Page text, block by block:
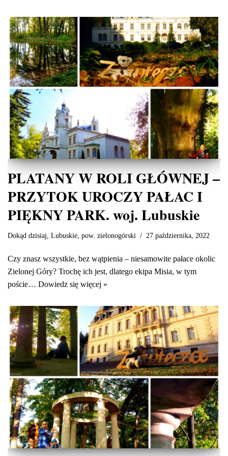
PLATANY W ROLI GŁÓWNEJ –
PRZYTOK UROCZY PAŁAC I
PIĘKNY PARK. woj. Lubuskie
Dokąd dzisiaj, Lubuskie, pow. zielonogórski 27 października, 2022
Czy znasz wszystkie, bez wątpienia – niesamowite pałace okolic
Zielonej Góry? Trochę ich jest, dlatego ekipa Misia, w tym
poście… Dowiedz się więcej »